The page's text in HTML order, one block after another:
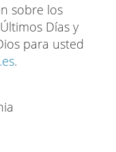
sobre los
Días y
para usted
.